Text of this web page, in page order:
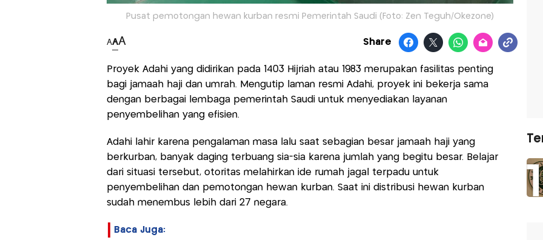
Pusat pemotongan hewan kurban resmi Pemerintah Saudi (Foto: Zen Teguh/Okezone)
AAA Share
Proyek Adahi yang didirikan pada 1403 Hijriah atau 1983 merupakan fasilitas penting
bagi jamaah haji dan umrah. Mengutip laman resmi Adahi, proyek ini bekerja sama
dengan berbagai lembaga pemerintah Saudi untuk menyediakan layanan
penyembelihan yang efisien.
Adahi lahir karena pengalaman masa lalu saat sebagian besar jamaah haji yang
berkurban, banyak daging terbuang sia-sia karena jumlah yang begitu besar. Belajar
dari situasi tersebut, otoritas melahirkan ide rumah jagal terpadu untuk
penyembelihan dan pemotongan hewan kurban. Saat ini distribusi hewan kurban
sudah menembus lebih dari 27 negara.
Baca Juga: